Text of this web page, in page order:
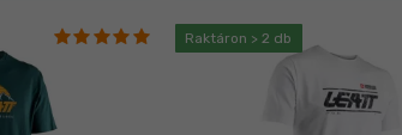
Raktáron > 2 db